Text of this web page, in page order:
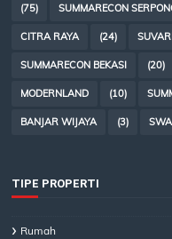
(75) SUMMARECON
CITRA RAYA (24)
SUMMARECON BEKASI (20)
MODERNLAND (10)
BANJAR WIJAYA (3)
TIPE PROPERTI
Rumah